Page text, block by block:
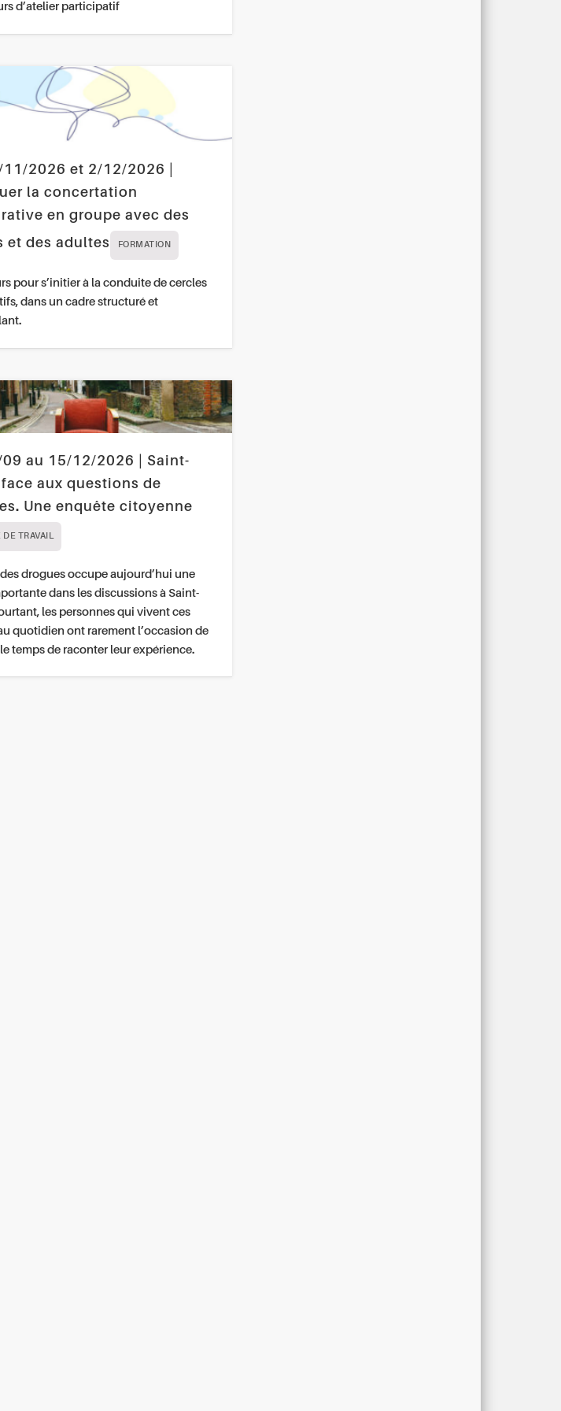
d’atelier participatif
2026 et 2/12/2026 |
la concertation
en groupe avec des
et des adultes
FORMATION
pour s’initier à la conduite de cercles
dans un cadre structuré et
au 15/12/2026 | Saint-
aux questions de
Une enquête citoyenne
DE TRAVAIL
drogues occupe aujourd’hui une
dans les discussions à Saint-
les personnes qui vivent ces
quotidien ont rarement l’occasion de
temps de raconter leur expérience.